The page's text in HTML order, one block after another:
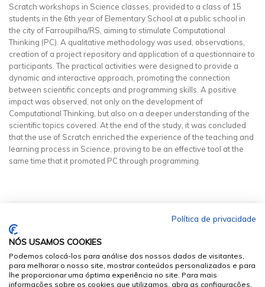
Scratch workshops in Science classes, provided to a class of 15
students in the 6th year of Elementary School at a public school in
the city of Farroupilha/RS, aiming to stimulate Computational
Thinking (PC). A qualitative methodology was used, observations,
creation of a project repository and application of a questionnaire to
participants. The practical activities were designed to provide a
dynamic and interactive approach, promoting the connection
between scientific concepts and programming skills. A positive
impact was observed, not only on the development of
Computational Thinking, but also on a deeper understanding of the
scientific topics covered. At the end of the study, it was concluded
that the use of Scratch enriched the experience of the teaching and
learning process in Science, proving to be an effective tool at the
same time that it promoted PC through programming.
Política de privacidade
NÓS USAMOS COOKIES
Podemos colocá-los para análise dos nossos dados de visitantes,
para melhorar o nosso site, mostrar conteúdos personalizados e para
lhe proporcionar uma óptima experiência no site. Para mais
informações sobre os cookies que utilizamos, abra as configurações.